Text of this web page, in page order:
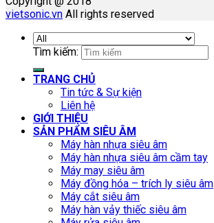
vietsonic.vn All rights reserved
Tìm kiếm:
TRANG CHỦ
Tin tức & Sự kiện
Liên hệ
GIỚI THIỆU
SẢN PHẨM SIÊU ÂM
Máy hàn nhựa siêu âm
Máy hàn nhựa siêu âm cầm tay
Máy may siêu âm
Máy đồng hóa – trích ly siêu âm
Máy cắt siêu âm
Máy hàn vảy thiếc siêu âm